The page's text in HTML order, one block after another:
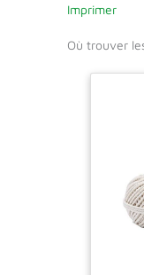
Imprimer
Où trouver